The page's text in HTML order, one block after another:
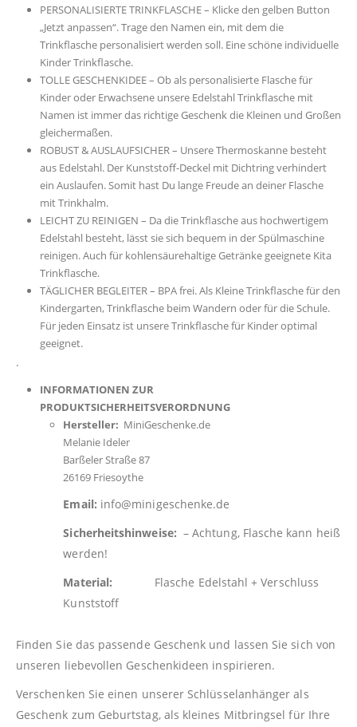
PERSONALISIERTE TRINKFLASCHE – Klicke den gelben Button
„Jetzt anpassen“. Trage den Namen ein, mit dem die
Trinkflasche personalisiert werden soll. Eine schöne individuelle
Kinder Trinkflasche.
TOLLE GESCHENKIDEE – Ob als personalisierte Flasche für
Kinder oder Erwachsene unsere Edelstahl Trinkflasche mit
Namen ist immer das richtige Geschenk die Kleinen und Großen
gleichermaßen.
ROBUST & AUSLAUFSICHER – Unsere Thermoskanne besteht
aus Edelstahl. Der Kunststoff-Deckel mit Dichtring verhindert
ein Auslaufen. Somit hast Du lange Freude an deiner Flasche
mit Trinkhalm.
LEICHT ZU REINIGEN – Da die Trinkflasche aus hochwertigem
Edelstahl besteht, lässt sie sich bequem in der Spülmaschine
reinigen. Auch für kohlensäurehaltige Getränke geeignete Kita
Trinkflasche.
TÄGLICHER BEGLEITER – BPA frei. Als Kleine Trinkflasche für den
Kindergarten, Trinkflasche beim Wandern oder für die Schule.
Für jeden Einsatz ist unsere Trinkflasche für Kinder optimal
geeignet.
.
INFORMATIONEN ZUR
PRODUKTSICHERHEITSVERORDNUNG
Hersteller: MiniGeschenke.de
Melanie Ideler
Barßeler Straße 87
26169 Friesoythe
Email: info@minigeschenke.de
Sicherheitshinweise: – Achtung, Flasche kann heiß
werden!
Material: Flasche Edelstahl + Verschluss
Kunststoff
Finden Sie das passende Geschenk und lassen Sie sich von
unseren liebevollen Geschenkideen inspirieren.
Verschenken Sie einen unserer Schlüsselanhänger als
Geschenk zum Geburtstag, als kleines Mitbringsel für Ihre